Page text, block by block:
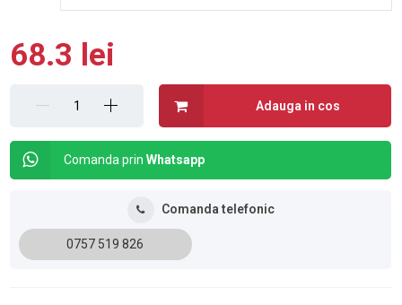
68.3 lei
Adauga in cos
Comanda prinWhatsapp
Comanda telefonic
0757 519 826